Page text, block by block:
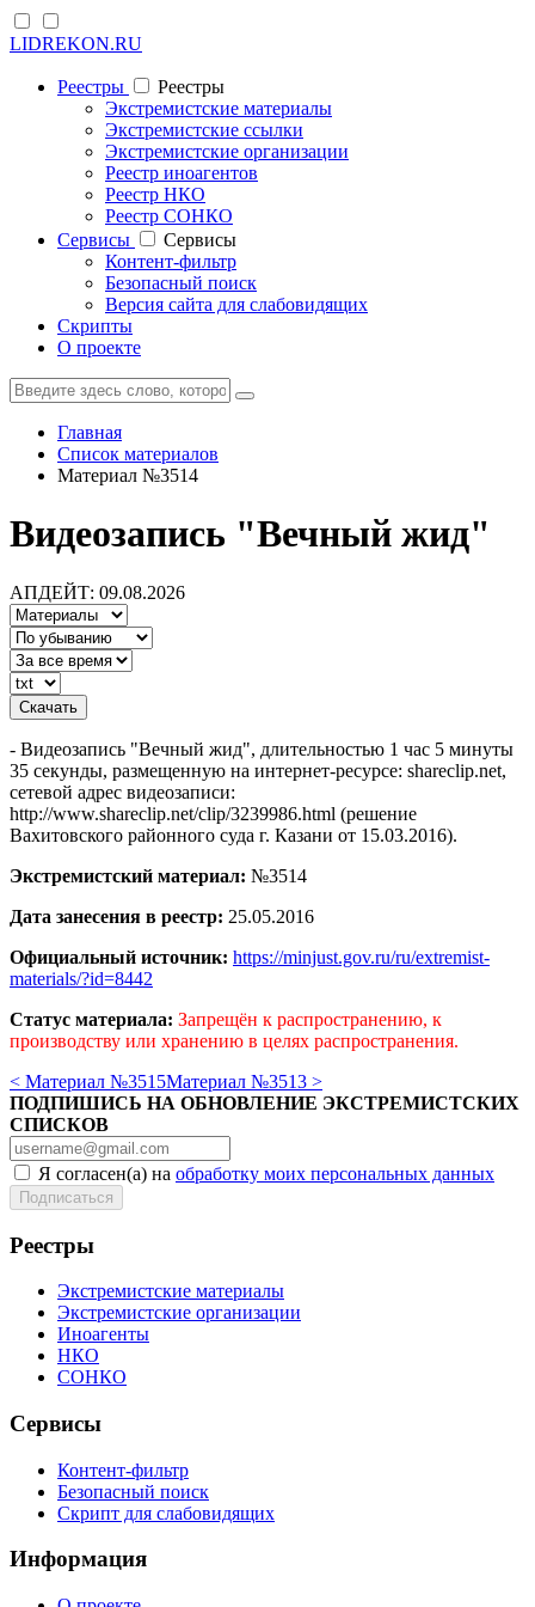
LIDREKON.RU
Реестры
Реестры
Экстремистские материалы
Экстремистские ссылки
Экстремистские организации
Реестр иноагентов
Реестр НКО
Реестр СОНКО
Cервисы
Cервисы
Контент-фильтр
Безопасный поиск
Версия сайта для слабовидящих
Скрипты
О проекте
Главная
Список материалов
Материал №3514
Видеозапись "Вечный жид"
АПДЕЙТ: 09.08.2026
- Видеозапись "Вечный жид", длительностью 1 час 5 минуты
35 cекунды, размещенную на интернет-ресурсе: shareclip.net,
сетевой адрес видеозаписи:
http://www.shareclip.net/clip/3239986.html (решение
Вахитовского районного суда г. Казани от 15.03.2016).
Экстремистский материал: №3514
Дата занесения в реестр: 25.05.2016
Официальный источник: https://minjust.gov.ru/ru/extremist-
materials/?id=8442
Статус материала: Запрещён к распространению, к
производству или хранению в целях распространения.
< Материал №3515Материал №3513 >
ПОДПИШИСЬ НА ОБНОВЛЕНИЕ ЭКСТРЕМИСТСКИХ
СПИСКОВ
Я согласен(а) на обработку моих персональных данных
Реестры
Экстремистские материалы
Экстремистские организации
Иноагенты
НКО
СОНКО
Сервисы
Контент-фильтр
Безопасный поиск
Скрипт для слабовидящих
Информация